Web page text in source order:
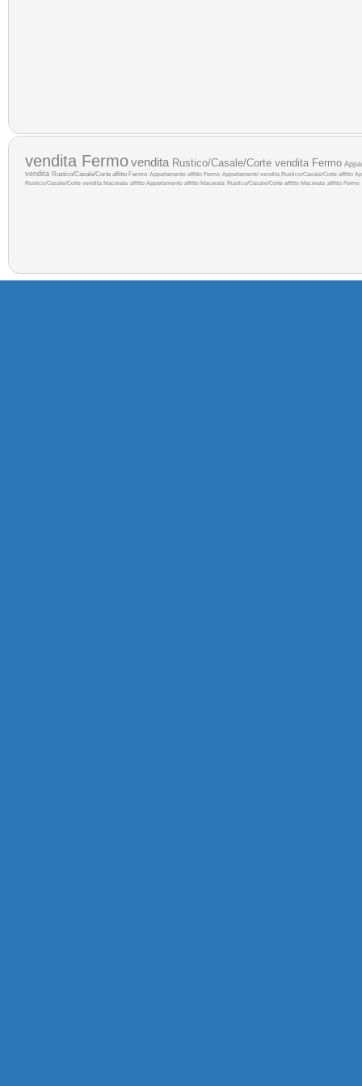
vendita Fermovendita Rustico/Casale/Corte vendita Fermo
vendita Rustico/Casale/Corte affitto Fermo Appartamento affitto Fermo Appartamento vendita Rustico/Casale/Corte affitto
Rustico/Casale/Corte vendita Macerata affitto Appartamento affitto Macerata Rustico/Casale/Corte affitto Macerata affitto Fermo